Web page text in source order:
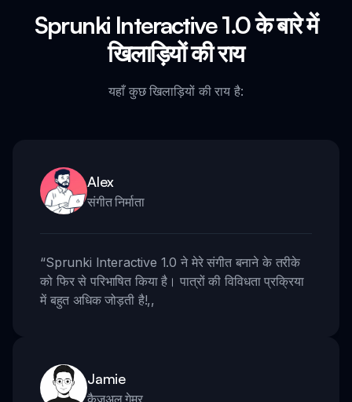
Sprunki Interactive 1.0 के बारे में
खिलाड़ियों की राय
यहाँ कुछ खिलाड़ियों की राय है:
Alex
संगीत निर्माता
“Sprunki Interactive 1.0 ने मेरे संगीत बनाने के तरीके
को फिर से परिभाषित किया है। पात्रों की विविधता प्रक्रिया
में बहुत अधिक जोड़ती है!,,
Jamie
कैजुअल गेमर